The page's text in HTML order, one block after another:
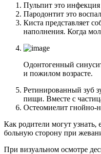
Пульпит это
Пародонтит это
Киста представляет
наполнения. Когда
Одонтогенный
и пожилом возрасте.
Ретинированный зуб
пищи. Вместе с
Остеомиелит гнойно-
Как родители могут узнать,
больную сторону при
При визуальном осмотре